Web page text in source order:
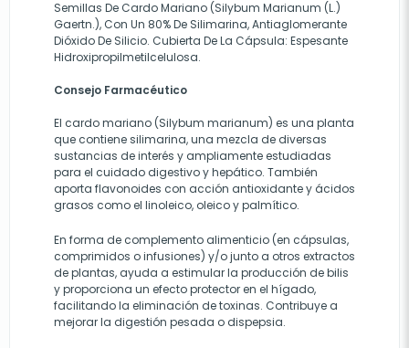
Semillas De Cardo Mariano (Silybum Marianum (L.)
Gaertn.), Con Un 80% De Silimarina, Antiaglomerante
Dióxido De Silicio. Cubierta De La Cápsula: Espesante
Hidroxipropilmetilcelulosa.
Consejo Farmacéutico
El cardo mariano (Silybum marianum) es una planta
que contiene silimarina, una mezcla de diversas
sustancias de interés y ampliamente estudiadas
para el cuidado digestivo y hepático. También
aporta flavonoides con acción antioxidante y ácidos
grasos como el linoleico, oleico y palmítico.
En forma de complemento alimenticio (en cápsulas,
comprimidos o infusiones) y/o junto a otros extractos
de plantas, ayuda a estimular la producción de bilis
y proporciona un efecto protector en el hígado,
facilitando la eliminación de toxinas. Contribuye a
mejorar la digestión pesada o dispepsia.